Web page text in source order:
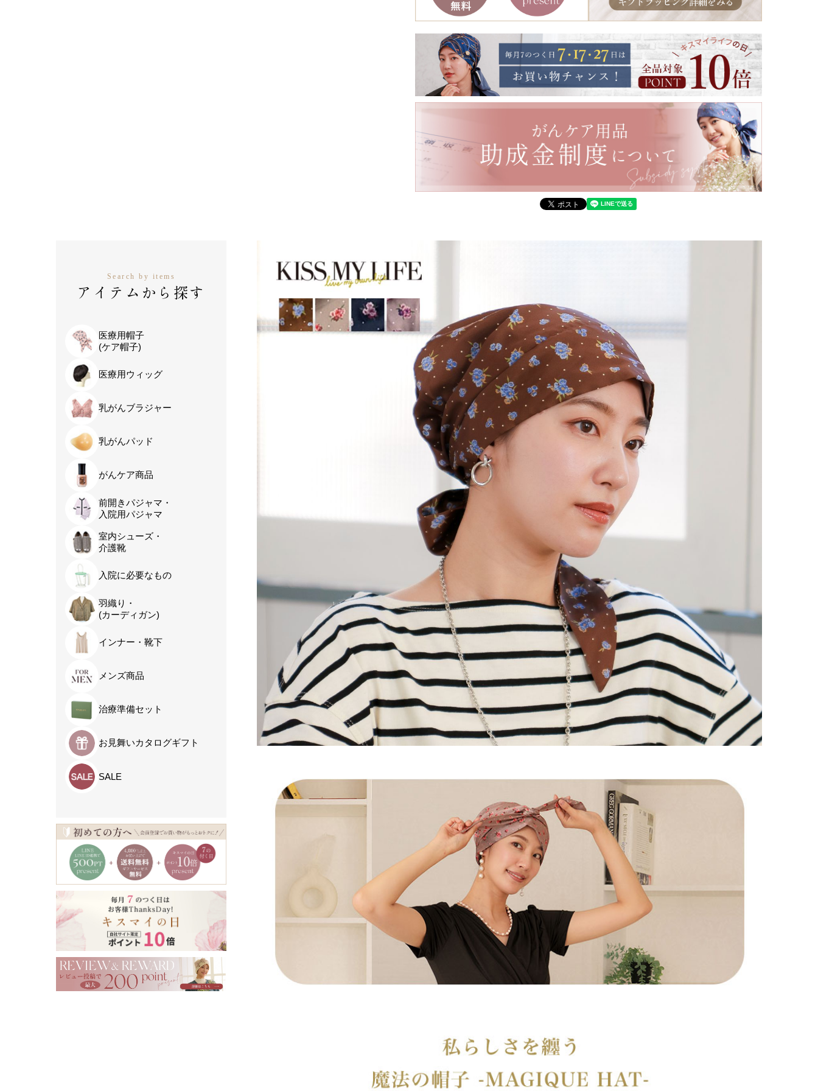
Search by items
アイテムから探す
医療用帽子
(ケア帽子)
医療用ウィッグ
乳がんブラジャー
乳がんパッド
がんケア商品
前開きパジャマ・
入院用パジャマ
室内シューズ・
介護靴
入院に必要なもの
羽織り・
(カーディガン)
インナー・靴下
メンズ商品
治療準備セット
お見舞いカタログギフト
SALE